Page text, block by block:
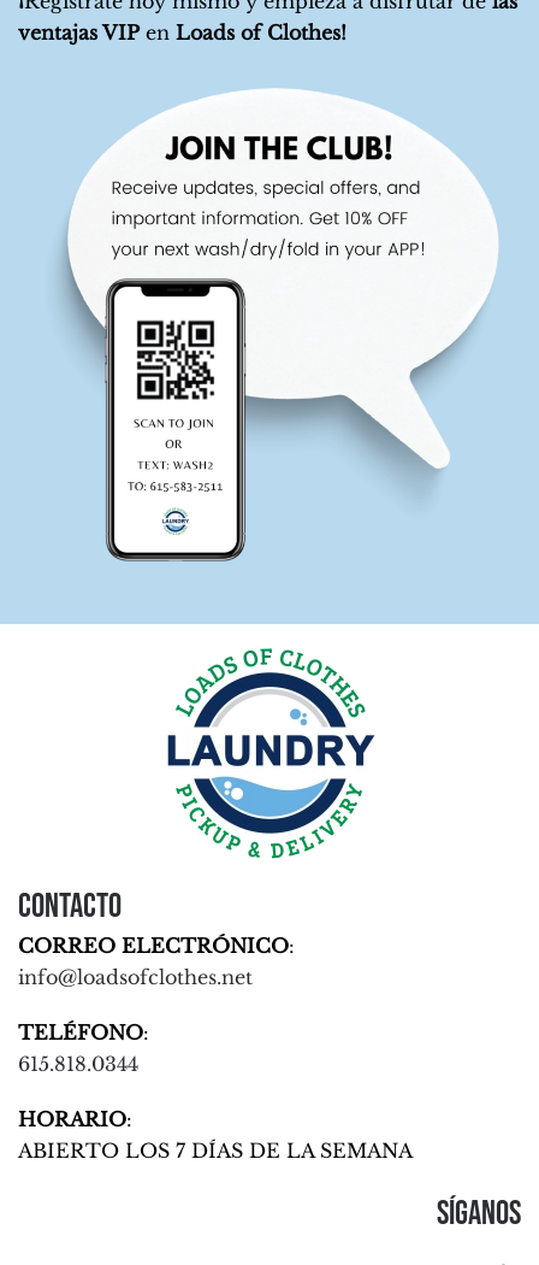
ventajas VIPen Loads of Clothes!
Contacto
CORREO ELECTRÓNICO:
info@loadsofclothes.net
TELÉFONO:
615.818.0344
HORARIO:
ABIERTO LOS 7 DÍAS DE LA SEMANA
Síganos